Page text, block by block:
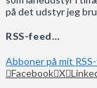
på det udstyr jeg
RSS-feed…
Abboner på mit
Facebook X